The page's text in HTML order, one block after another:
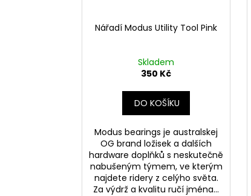
Nářadí Modus Utility Tool Pink
Skladem
350 Kč
DO KOŠÍKU
Modus bearings je australskej
OG brand ložisek a dalších
hardware doplňků s neskutečně
nabušeným týmem, ve kterým
najdete ridery z celýho světa.
Za výdrž a kvalitu ručí jména...